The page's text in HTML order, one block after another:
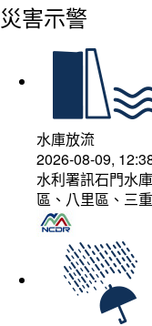
災害示警
水庫放流
2026-08-09,
水利署訊石門水
區、八里區、三